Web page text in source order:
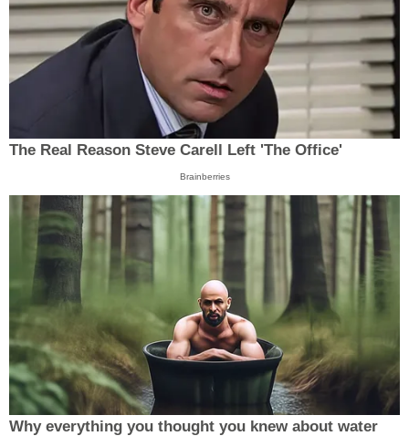
The Real Reason Steve Carell Left 'The Office'
Brainberries
Why everything you thought you knew about water